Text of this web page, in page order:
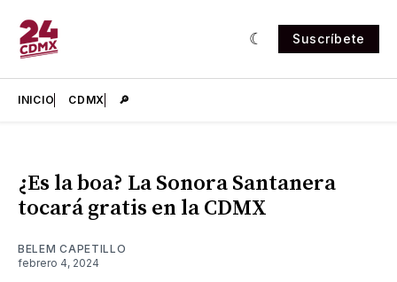
Suscríbete
INICIO CDMX 🔎
¿Es la boa? La Sonora Santanera
tocará gratis en la CDMX
BELEM CAPETILLO
febrero 4, 2024